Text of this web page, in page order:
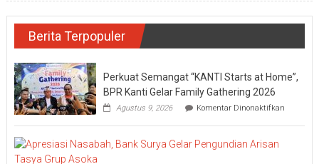
Berita Terpopuler
Perkuat Semangat “KANTI Starts at Home”,
BPR Kanti Gelar Family Gathering 2026
Agustus 9, 2026 Komentar Dinonaktifkan